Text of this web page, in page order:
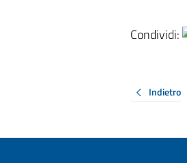
Condividi:
Indietro